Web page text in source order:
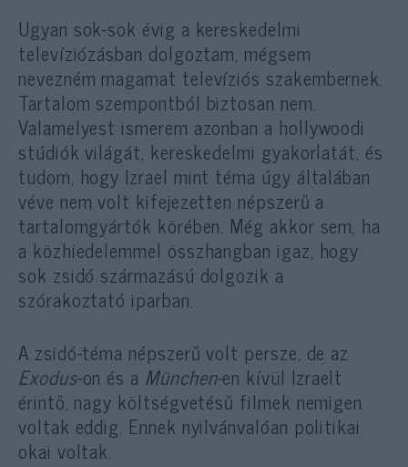
Ugyan sok-sok évig a kereskedelmi
televíziózásban dolgoztam, mégsem
nevezném magamat televíziós szakembernek.
Tartalom szempontból biztosan nem.
Valamelyest ismerem azonban a hollywoodi
stúdiók világát, kereskedelmi gyakorlatát, és
tudom, hogy Izrael mint téma úgy általában
véve nem volt kifejezetten népszerű a
tartalomgyártók körében. Még akkor sem, ha
a közhiedelemmel összhangban igaz, hogy
sok zsidó származású dolgozik a
szórakoztató iparban.
A zsidó-téma népszerű volt persze, de az
Exodus-on és a München-en kívül Izraelt
érintő, nagy költségvetésű filmek nemigen
voltak eddig. Ennek nyilvánvalóan politikai
okai voltak.